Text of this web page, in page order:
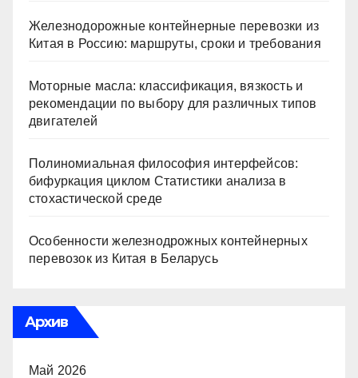
Железнодорожные контейнерные перевозки из
Китая в Россию: маршруты, сроки и требования
Моторные масла: классификация, вязкость и
рекомендации по выбору для различных типов
двигателей
Полиномиальная философия интерфейсов:
бифуркация циклом Статистики анализа в
стохастической среде
Особенности железнодрожных контейнерных
перевозок из Китая в Беларусь
Архив
Май 2026